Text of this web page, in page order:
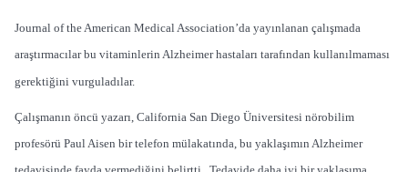
Journal of the American Medical Association’da yayınlanan çalışmada
araştırmacılar bu vitaminlerin Alzheimer hastaları tarafından kullanılmaması
gerektiğini vurguladılar.
Çalışmanın öncü yazarı, California San Diego Üniversitesi nörobilim
profesörü Paul Aisen bir telefon mülakatında, bu yaklaşımın Alzheimer